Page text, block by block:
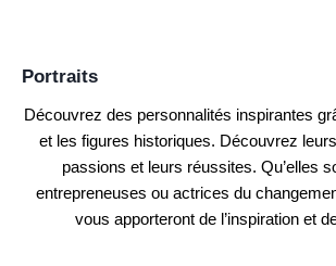
Portraits
Découvrez des personnalités inspirantes
et les figures historiques. Découvrez
passions et leurs réussites. Qu’elles
entrepreneuses ou actrices du
vous apporteront de l’inspiration et